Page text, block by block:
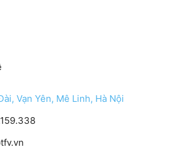
Vạn Yên, Mê Linh, Hà Nội